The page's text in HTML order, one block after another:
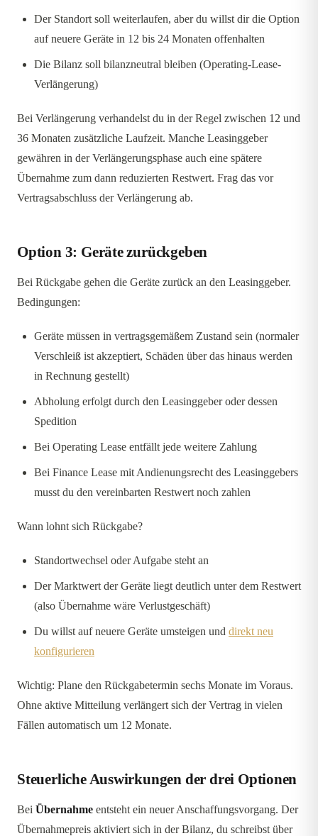
Der Standort soll weiterlaufen, aber du willst dir die Option
auf neuere Geräte in 12 bis 24 Monaten offenhalten
Die Bilanz soll bilanzneutral bleiben (Operating-Lease-
Verlängerung)
Bei Verlängerung verhandelst du in der Regel zwischen 12 und
36 Monaten zusätzliche Laufzeit. Manche Leasinggeber
gewähren in der Verlängerungsphase auch eine spätere
Übernahme zum dann reduzierten Restwert. Frag das vor
Vertragsabschluss der Verlängerung ab.
Option 3: Geräte zurückgeben
Bei Rückgabe gehen die Geräte zurück an den Leasinggeber.
Bedingungen:
Geräte müssen in vertragsgemäßem Zustand sein (normaler
Verschleiß ist akzeptiert, Schäden über das hinaus werden
in Rechnung gestellt)
Abholung erfolgt durch den Leasinggeber oder dessen
Spedition
Bei Operating Lease entfällt jede weitere Zahlung
Bei Finance Lease mit Andienungsrecht des Leasinggebers
musst du den vereinbarten Restwert noch zahlen
Wann lohnt sich Rückgabe?
Standortwechsel oder Aufgabe steht an
Der Marktwert der Geräte liegt deutlich unter dem Restwert
(also Übernahme wäre Verlustgeschäft)
Du willst auf neuere Geräte umsteigen und direkt neu
konfigurieren
Wichtig: Plane den Rückgabetermin sechs Monate im Voraus.
Ohne aktive Mitteilung verlängert sich der Vertrag in vielen
Fällen automatisch um 12 Monate.
Steuerliche Auswirkungen der drei Optionen
Bei Übernahme entsteht ein neuer Anschaffungsvorgang. Der
Übernahmepreis aktiviert sich in der Bilanz, du schreibst über